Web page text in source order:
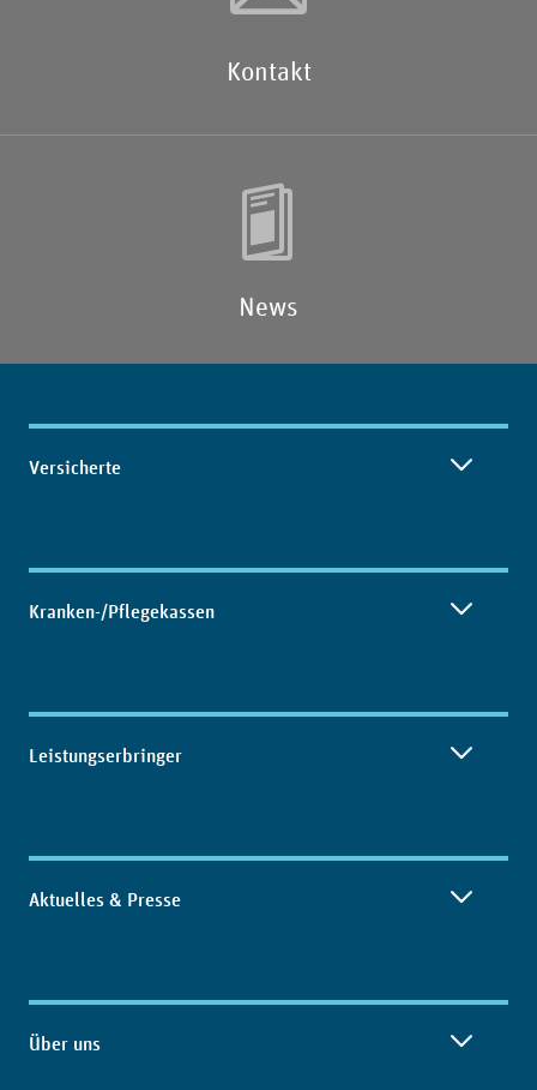
Kontakt
News
Inhaltsübersicht
Versicherte
Kranken-/Pflegekassen
Leistungserbringer
Aktuelles & Presse
Über uns